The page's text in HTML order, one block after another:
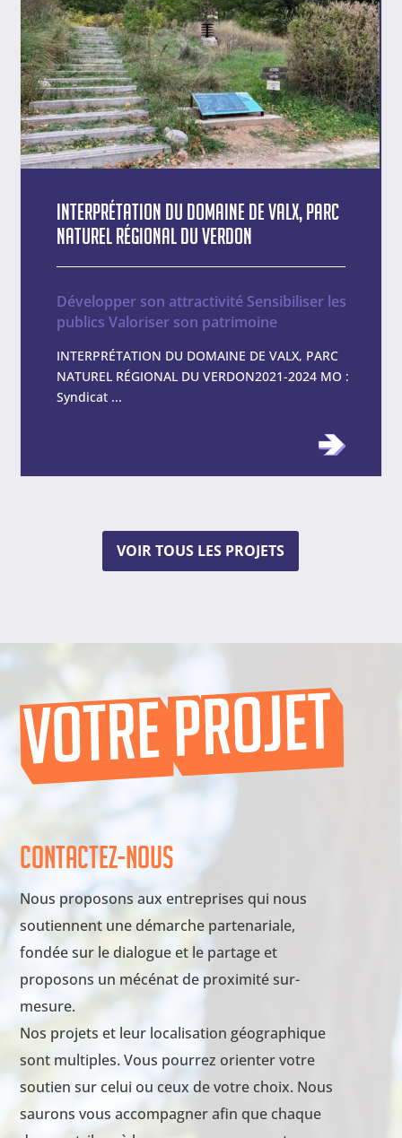
Interprétation du Domaine de Valx, Parc
naturel régional du Verdon
Développer son attractivité Sensibiliser les
publics Valoriser son patrimoine
INTERPRÉTATION DU DOMAINE DE VALX, PARC
NATUREL RÉGIONAL DU VERDON2021-2024 MO :
Syndicat ...
VOIR TOUS LES PROJETS
Contactez-nous
Nous proposons aux entreprises qui nous
soutiennent une démarche partenariale,
fondée sur le dialogue et le partage et
proposons un mécénat de proximité sur-
mesure.
Nos projets et leur localisation géographique
sont multiples. Vous pourrez orienter votre
soutien sur celui ou ceux de votre choix. Nous
saurons vous accompagner afin que chaque